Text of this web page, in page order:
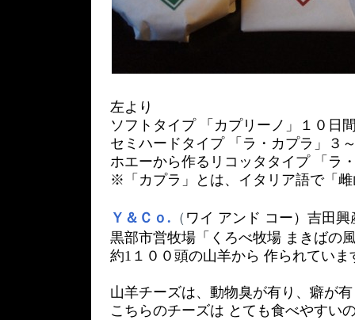
左より
ソフトタイプ 「カプリーノ」１０日
セミハードタイプ 「ラ・カプラ」３
ホエーから作るリコッタタイプ 「ラ
※「カプラ」とは、イタリア語で「
Ｙ＆Ｃｏ. （ ワイ アンド コー）吉田
黒部市営牧場「くろべ牧場 まきばの
約1１００頭の山羊から 作られていま
山羊チーズは、動物臭が有り、癖が
こちらのチーズは とても食べやすい